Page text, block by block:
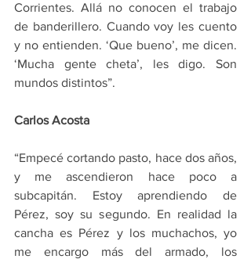
Corrientes. Allá no conocen el trabajo
de banderillero. Cuando voy les cuento
y no entienden. ‘Que bueno’, me dicen.
‘Mucha gente cheta’, les digo. Son
mundos distintos”.
Carlos Acosta
“Empecé cortando pasto, hace dos años,
y me ascendieron hace poco a
subcapitán. Estoy aprendiendo de
Pérez, soy su segundo. En realidad la
cancha es Pérez y los muchachos, yo
me encargo más del armado, los